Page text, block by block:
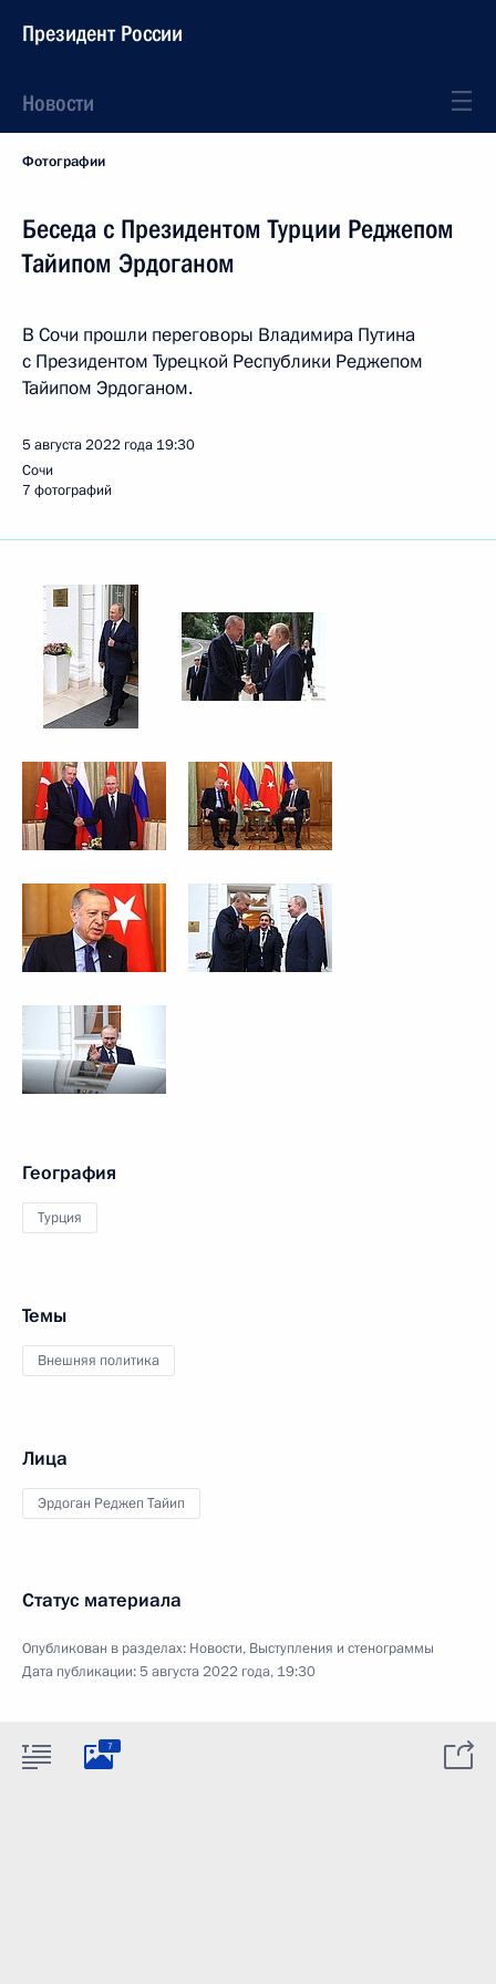
Президент России
Новости
Фотографии
Беседа с Президентом Турции Реджепом
Тайипом Эрдоганом
В Сочи прошли переговоры Владимира Путина
с Президентом Турецкой Республики Реджепом
Тайипом Эрдоганом.
5 августа 2022 года 19:30
Сочи
7 фотографий
География
Турция
Темы
Внешняя политика
Лица
Эрдоган Реджеп Тайип
Статус материала
Опубликован в разделах: Новости, Выступления и стенограммы
Дата публикации:5 августа 2022 года, 19:30
7